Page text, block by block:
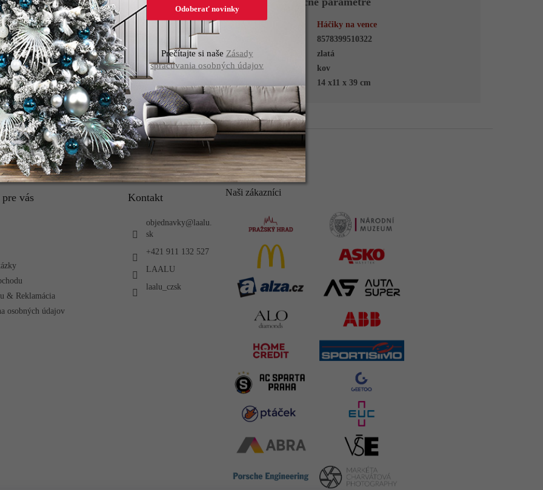
pohodlia s naším zlatým háčikom určeným na zavesenie
dizajnom.
Háčiky na vence
8578399510322
zlatá
kov
14 x11 x 39 cm
vás
& Reklamácia
osobných údajov
Kontakt
objednavky@laalu.
sk
+421 911 132 527
LAALU
laalu_czsk
Naši zákazníci
Odoberať novinky
Prečítajte si naše Zásady
spracúvania osobných údajov